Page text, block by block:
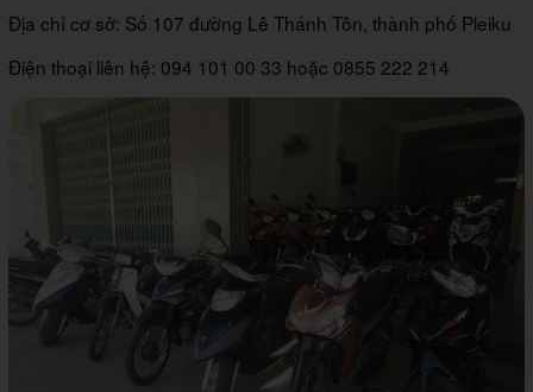
Địa chỉ cơ sở: Số 107 đường Lê Thánh Tôn, thành phố Pleiku
Điện thoại liên hệ: 094 101 00 33 hoặc 0855 222 214